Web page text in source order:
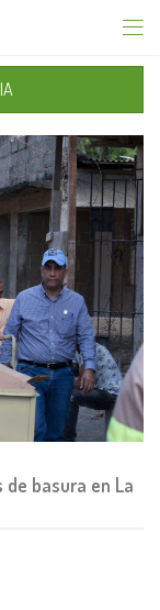
de basura en La